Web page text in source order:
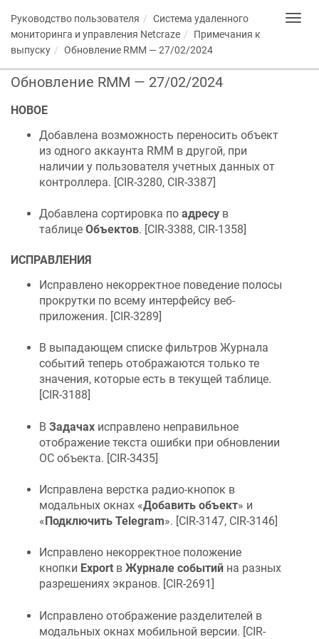
Руководство пользователя
Система удаленного
мониторинга и управления Netcraze
Примечания к
выпуску
Обновление RMM — 27/02/2024
Обновление RMM — 27/02/2024
НОВОЕ
Добавлена возможность переносить объект
из одного аккаунта RMM в другой, при
наличии у пользователя учетных данных от
контроллера. [CIR-3280, CIR-3387]
Добавлена сортировка по адресу в
таблице Объектов. [CIR-3388, CIR-1358]
ИСПРАВЛЕНИЯ
Исправлено некорректное поведение полосы
прокрутки по всему интерфейсу веб-
приложения. [CIR-3289]
В выпадающем списке фильтров Журнала
событий теперь отображаются только те
значения, которые есть в текущей таблице.
[CIR-3188]
В Задачах исправлено неправильное
отображение текста ошибки при обновлении
ОС объекта. [CIR-3435]
Исправлена верстка радио-кнопок в
модальных окнах «Добавить объект» и
«Подключить Telegram». [CIR-3147, CIR-3146]
Исправлено некорректное положение
кнопки Export в Журнале событий на разных
разрешениях экранов. [CIR-2691 ]
Исправлено отображение разделителей в
модальных окнах мобильной версии. [CIR-